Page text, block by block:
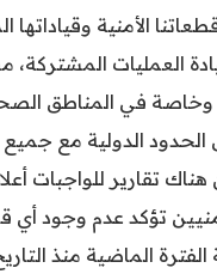
الأمنية وقياداتها
العمليات المشتركة،
وخاصة في المناطق
الحدود الدولية مع جميع
هناك تقارير للواجبات
تؤكد عدم وجود أي
الماضية منذ